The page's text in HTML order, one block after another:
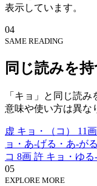
表示しています。
04
SAME READING
同じ読みを
「キョ」と同じ読
意味や使い方は異な
虚 キョ・（コ） 11画
ョ・あ-げる・あ-がる
コ 8画 許 キョ・ゆる
05
EXPLORE MORE